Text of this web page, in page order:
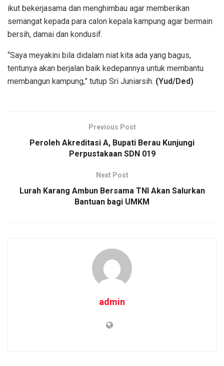
ikut bekerjasama dan menghimbau agar memberikan
semangat kepada para calon kepala kampung agar bermain
bersih, damai dan kondusif.
“Saya meyakini bila didalam niat kita ada yang bagus,
tentunya akan berjalan baik kedepannya untuk membantu
membangun kampung,” tutup Sri Juniarsih. (Yud/Ded)
Previous Post
Peroleh Akreditasi A, Bupati Berau Kunjungi
Perpustakaan SDN 019
Next Post
Lurah Karang Ambun Bersama TNI Akan Salurkan
Bantuan bagi UMKM
admin